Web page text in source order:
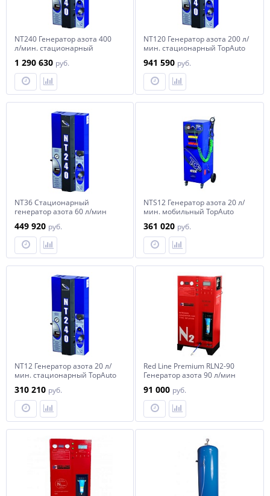
NT240 Генератор азота 400
л/мин. стационарный
1 290 630 руб.
NT120 Генератор азота 200 л/
мин. стационарный TopAuto
941 590 руб.
NT36 Стационарный
генератор азота 60 л/мин
449 920 руб.
NTS12 Генератор азота 20 л/
мин. мобильный TopAuto
361 020 руб.
NT12 Генератор азота 20 л/
мин. стационарный TopAuto
310 210 руб.
Red Line Premium RLN2-90
Генератор азота 90 л/мин
91 000 руб.